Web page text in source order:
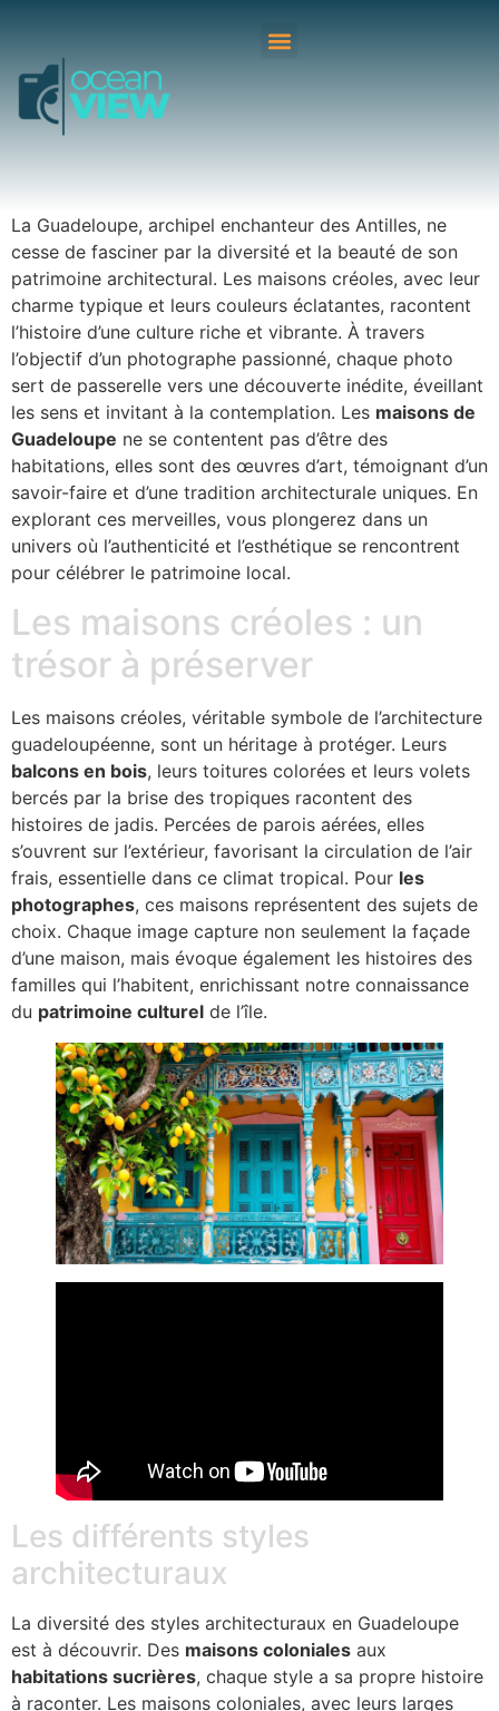
La Guadeloupe, archipel enchanteur des Antilles, ne
cesse de fasciner par la diversité et la beauté de son
patrimoine architectural. Les maisons créoles, avec leur
charme typique et leurs couleurs éclatantes, racontent
l’histoire d’une culture riche et vibrante. À travers
l’objectif d’un photographe passionné, chaque photo
sert de passerelle vers une découverte inédite, éveillant
les sens et invitant à la contemplation. Les maisons de
Guadeloupe ne se contentent pas d’être des
habitations, elles sont des œuvres d’art, témoignant d’un
savoir-faire et d’une tradition architecturale uniques. En
explorant ces merveilles, vous plongerez dans un
univers où l’authenticité et l’esthétique se rencontrent
pour célébrer le patrimoine local.
Les maisons créoles : un
trésor à préserver
Les maisons créoles, véritable symbole de l’architecture
guadeloupéenne, sont un héritage à protéger. Leurs
balcons en bois, leurs toitures colorées et leurs volets
bercés par la brise des tropiques racontent des
histoires de jadis. Percées de parois aérées, elles
s’ouvrent sur l’extérieur, favorisant la circulation de l’air
frais, essentielle dans ce climat tropical. Pour les
photographes, ces maisons représentent des sujets de
choix. Chaque image capture non seulement la façade
d’une maison, mais évoque également les histoires des
familles qui l’habitent, enrichissant notre connaissance
du patrimoine culturel de l’île.
Les différents styles
architecturaux
La diversité des styles architecturaux en Guadeloupe
est à découvrir. Des maisons coloniales aux
habitations sucrières, chaque style a sa propre histoire
à raconter. Les maisons coloniales, avec leurs larges